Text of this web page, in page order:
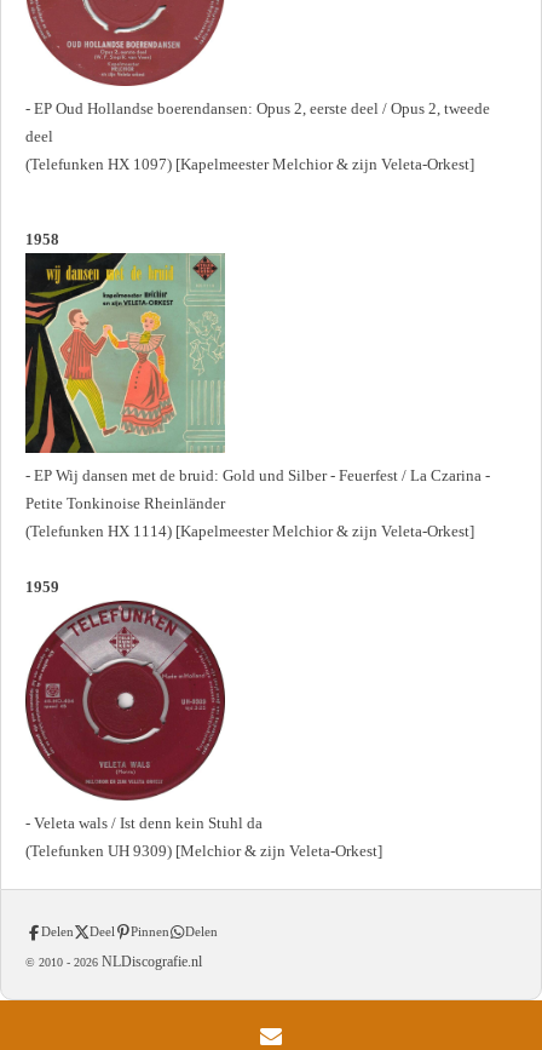
- EP Oud Hollandse boerendansen: Opus 2, eerste deel / Opus 2, tweede
deel
(Telefunken HX 1097) [Kapelmeester Melchior & zijn Veleta-Orkest]
1958
- EP Wij dansen met de bruid: Gold und Silber - Feuerfest / La Czarina -
Petite Tonkinoise Rheinländer
(Telefunken HX 1114) [Kapelmeester Melchior & zijn Veleta-Orkest]
1959
- Veleta wals / Ist denn kein Stuhl da
(Telefunken UH 9309) [Melchior & zijn Veleta-Orkest]
Delen Deel Pinnen Delen
© 2010 - 2026 NLDiscografie.nl